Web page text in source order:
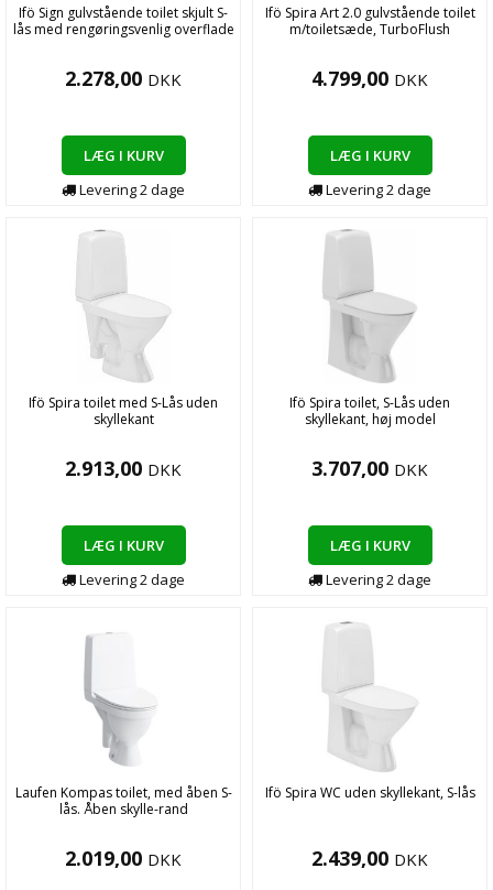
Ifö Sign gulvstående toilet skjult S-
lås med rengøringsvenlig overflade
2.278,00 DKK
LÆG I KURV
Levering2dage
Ifö Spira Art 2.0 gulvstående toilet
m/toiletsæde, TurboFlush
4.799,00 DKK
LÆG I KURV
Levering2dage
Ifö Spira toilet med S-Lås uden
skyllekant
2.913,00 DKK
LÆG I KURV
Levering2dage
Ifö Spira toilet, S-Lås uden
skyllekant, høj model
3.707,00 DKK
LÆG I KURV
Levering2dage
Laufen Kompas toilet, med åben S-
lås. Åben skylle-rand
2.019,00 DKK
Ifö Spira WC uden skyllekant, S-lås
2.439,00 DKK